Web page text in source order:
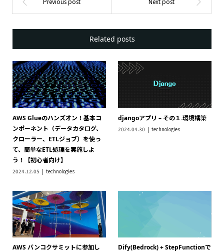
Related posts
AWS Glueのハンズオン！基本コ
ンポーネント（データカタログ、
クローラー、ETLジョブ）を使っ
て、簡単なETL処理を実施しよ
う！【初心者向け】
2024.12.05 technologies
djangoアプリ – その１.環境構築
2024.04.30 technologies
AWS バンコクサミットに参加し
Dify(Bedrock) + StepFunctionで